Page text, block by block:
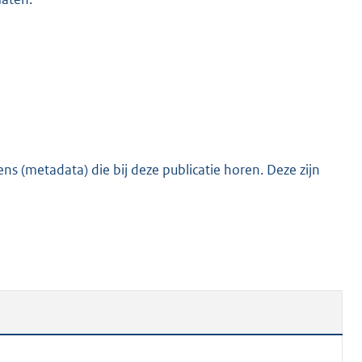
(metadata) die bij deze publicatie horen. Deze zijn